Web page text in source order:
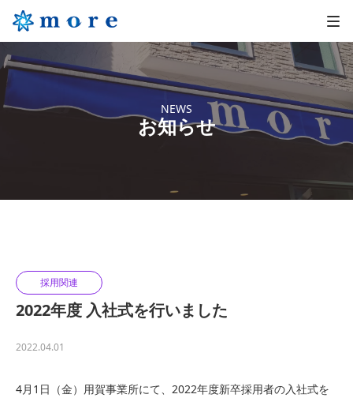
NEWS
お知らせ
採用関連
2022年度 入社式を行いました
2022.04.01
4月1日（金）用賀事業所にて、2022年度新卒採用者の入社式を